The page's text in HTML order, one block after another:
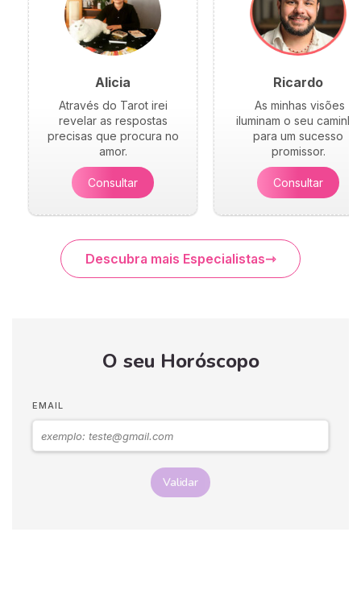
Alicia
Através do Tarot irei
revelar as respostas
precisas que procura no
amor.
Consultar
Ricardo
As minhas visões
iluminam o seu caminho
para um sucesso
promissor.
Consultar
Descubra mais Especialistas
O seu Horóscopo
EMAIL
Validar